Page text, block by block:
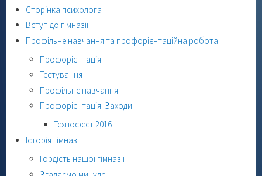
Сторінка психолога
Вступ до гімназії
Профільне навчання та профорієнтаційна робота
Профорієнтація
Тестування
Профільне навчання
Профорієнтація. Заходи.
Технофест 2016
Історія гімназії
Гордість нашої гімназії